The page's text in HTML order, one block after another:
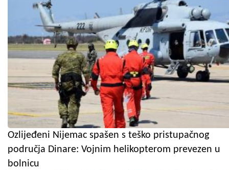
Ozlijeđeni Nijemac spašen s teško pristupačnog
područja Dinare: Vojnim helikopterom prevezen u
bolnicu